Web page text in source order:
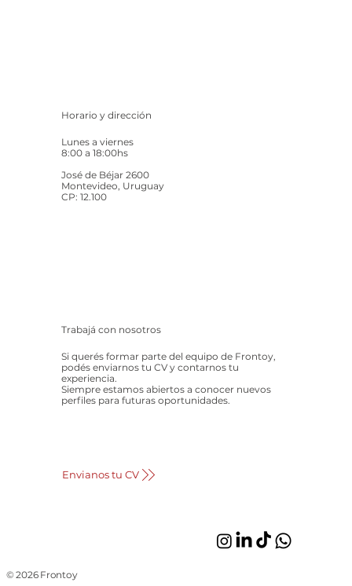
© 2026 Frontoy
Horario y dirección
Lunes a viernes
8:00 a 18:00hs
José de Béjar 2600
Montevideo, Uruguay
CP: 12.100
Trabajá con nosotros
Si querés formar parte del equipo de Frontoy,
podés enviarnos tu CV y contarnos tu
experiencia.
Siempre estamos abiertos a conocer nuevos
perfiles para futuras oportunidades.
Envianos tu CV